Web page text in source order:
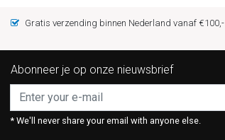
Gratis verzending binnen Nederland vanaf €100,-
Abonneer je op onze nieuwsbrief
* We'll never share your email with anyone else.